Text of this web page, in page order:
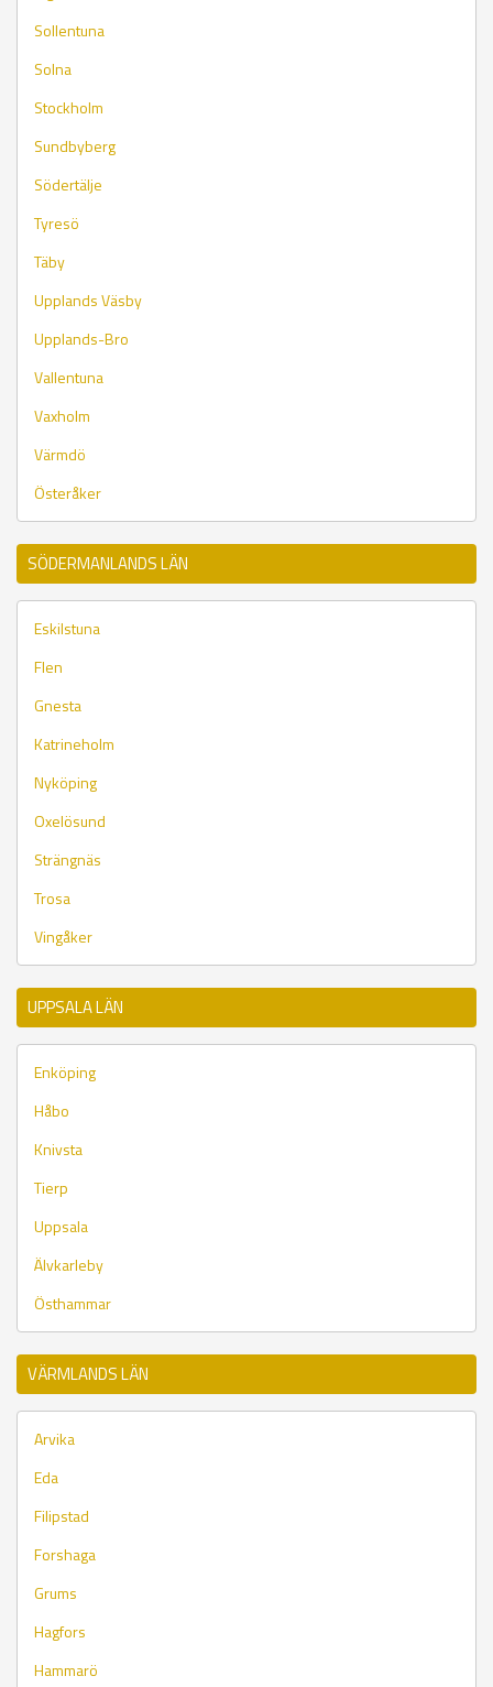
Sollentuna
Solna
Stockholm
Sundbyberg
Södertälje
Tyresö
Täby
Upplands Väsby
Upplands-Bro
Vallentuna
Vaxholm
Värmdö
Österåker
SÖDERMANLANDS LÄN
Eskilstuna
Flen
Gnesta
Katrineholm
Nyköping
Oxelösund
Strängnäs
Trosa
Vingåker
UPPSALA LÄN
Enköping
Håbo
Knivsta
Tierp
Uppsala
Älvkarleby
Östhammar
VÄRMLANDS LÄN
Arvika
Eda
Filipstad
Forshaga
Grums
Hagfors
Hammarö